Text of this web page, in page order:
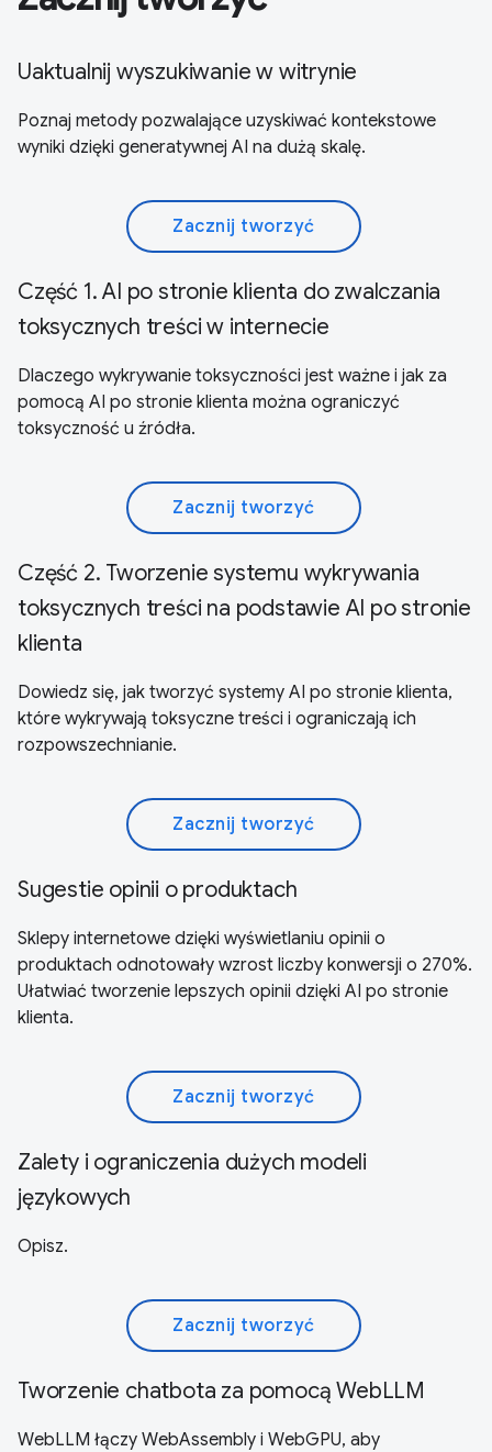
Uaktualnij wyszukiwanie w witrynie
Poznaj metody pozwalające uzyskiwać kontekstowe
wyniki dzięki generatywnej AI na dużą skalę.
Zacznij tworzyć
Część 1. AI po stronie klienta do zwalczania
toksycznych treści w internecie
Dlaczego wykrywanie toksyczności jest ważne i jak za
pomocą AI po stronie klienta można ograniczyć
toksyczność u źródła.
Zacznij tworzyć
Część 2. Tworzenie systemu wykrywania
toksycznych treści na podstawie AI po stronie
klienta
Dowiedz się, jak tworzyć systemy AI po stronie klienta,
które wykrywają toksyczne treści i ograniczają ich
rozpowszechnianie.
Zacznij tworzyć
Sugestie opinii o produktach
Sklepy internetowe dzięki wyświetlaniu opinii o
produktach odnotowały wzrost liczby konwersji o 270%.
Ułatwiać tworzenie lepszych opinii dzięki AI po stronie
klienta.
Zacznij tworzyć
Zalety i ograniczenia dużych modeli
językowych
Opisz.
Zacznij tworzyć
Tworzenie chatbota za pomocą WebLLM
WebLLM łączy WebAssembly i WebGPU, aby